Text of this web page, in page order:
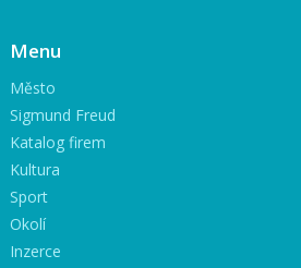
Menu
Město
Sigmund Freud
Katalog firem
Kultura
Sport
Okolí
Inzerce